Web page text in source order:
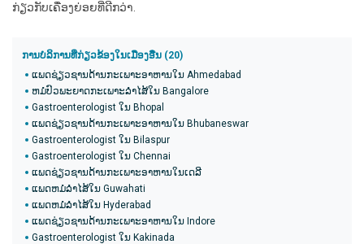
ກ່ຽວກັບເຄື່ອງຍ່ອຍທີ່ດີກວ່າ.
ການບໍລິການທີ່ກ່ຽວຂ້ອງໃນເມືອງອື່ນ (20)
ແພດຊ່ຽວຊານດ້ານກະເພາະອາຫານໃນ Ahmedabad
ຫມໍປົວພະຍາດກະເພາະລໍາໄສ້ໃນ Bangalore
Gastroenterologist ໃນ Bhopal
ແພດຊ່ຽວຊານດ້ານກະເພາະອາຫານໃນ Bhubaneswar
Gastroenterologist ໃນ Bilaspur
Gastroenterologist ໃນ Chennai
ແພດຊ່ຽວຊານດ້ານກະເພາະອາຫານໃນເດລີ
ແພດຫມໍລໍາໄສ້ໃນ Guwahati
ແພດຫມໍລໍາໄສ້ໃນ Hyderabad
ແພດຊ່ຽວຊານດ້ານກະເພາະອາຫານໃນ Indore
Gastroenterologist ໃນ Kakinada